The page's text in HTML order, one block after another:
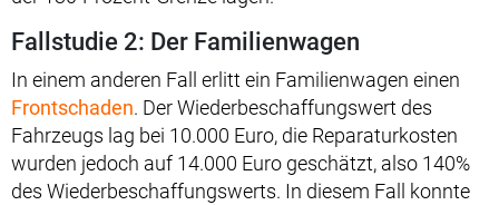
Fallstudie 2: Der Familienwagen
In einem anderen Fall erlitt ein Familienwagen einen
Frontschaden. Der Wiederbeschaffungswert des
Fahrzeugs lag bei 10.000 Euro, die Reparaturkosten
wurden jedoch auf 14.000 Euro geschätzt, also 140%
des Wiederbeschaffungswerts. In diesem Fall konnte